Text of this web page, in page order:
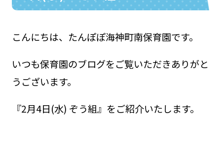
048-631-3721 お問い合わせ
こんにちは、たんぽぽ海神町南保育園です。
いつも保育園のブログをご覧いただきありがと
うございます。
『2月4日(水) ぞう組』をご紹介いたします。